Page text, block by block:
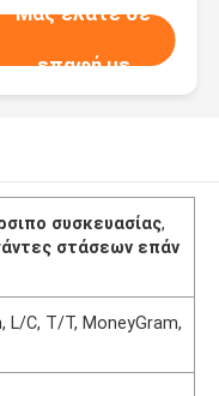
Μας ελάτε σε
επαφή με
συσκευασίας,
στάσεων επάν
L/C, T/T, MoneyGram,